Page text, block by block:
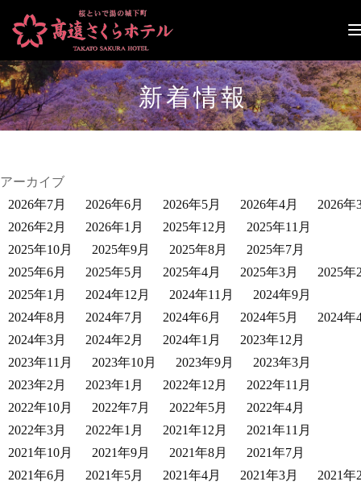
ナ
ゲ
ー
シ
ョ
ン
新着情報
アーカイブ
2026年7月
2026年6月 2026年5月 2026年4月
2026年
2026年2月
2026年1月 2025年12月
2025年11月
2025年10月
2025年9月 2025年8月
2025年7月
2025年6月
2025年5月 2025年4月 2025年3月
2025年
2025年1月
2024年12月 2024年11月
2024年9月
2024年8月
2024年7月 2024年6月 2024年5月
2024年
2024年3月
2024年2月 2024年1月
2023年12月
2023年11月
2023年10月 2023年9月
2023年3月
2023年2月
2023年1月 2022年12月
2022年11月
2022年10月
2022年7月 2022年5月
2022年4月
2022年3月
2022年1月 2021年12月
2021年11月
2021年10月
2021年9月 2021年8月
2021年7月
2021年6月
2021年5月 2021年4月 2021年3月
2021年